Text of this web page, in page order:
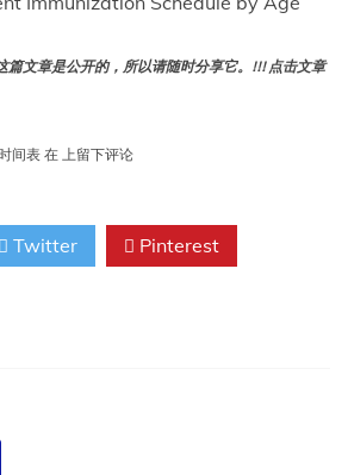
篇文章是公开的，所以请随时分享它。!!! 点击文章
间表 在 儿
青
少
年
上留下评论
Twitter Pinterest